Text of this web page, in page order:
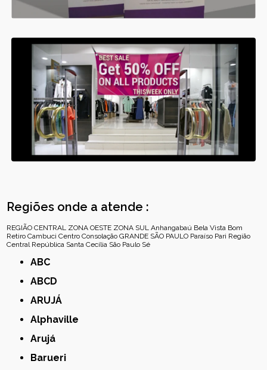
Regiões onde a atende :
REGIÃO CENTRAL ZONA OESTE ZONA SUL Anhangabaú Bela Vista Bom
Retiro Cambuci Centro Consolação GRANDE SÃO PAULO Paraíso Pari Região
Central República Santa Cecília São Paulo Sé
ABC
ABCD
ARUJÁ
Alphaville
Arujá
Barueri